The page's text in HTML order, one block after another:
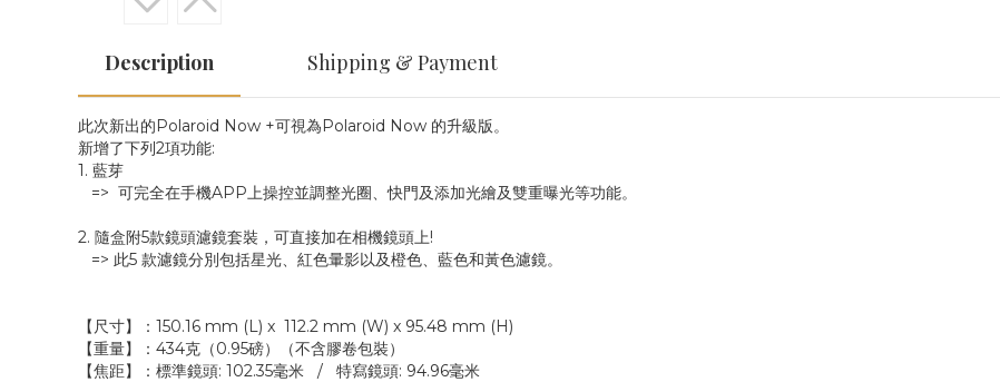
Description Shipping & Payment
此次新出的Polaroid Now +可視為Polaroid Now 的升級版。
新增了下列2項功能:
1. 藍芽
=> 可完全在手機APP上操控並調整光圈、快門及添加光繪及雙重曝光等功能。
2. 隨盒附5款鏡頭濾鏡套裝，可直接加在相機鏡頭上!
=> 此5 款濾鏡分別包括星光、紅色暈影以及橙色、藍色和黃色濾鏡。
【尺寸】：150.16 mm (L) x 112.2 mm (W) x 95.48 mm (H)
【重量】：434克（0.95磅）（不含膠卷包裝）
【焦距】：標準鏡頭: 102.35毫米 / 特寫鏡頭: 94.96毫米